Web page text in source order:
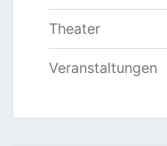
Theater
Veranstaltungen